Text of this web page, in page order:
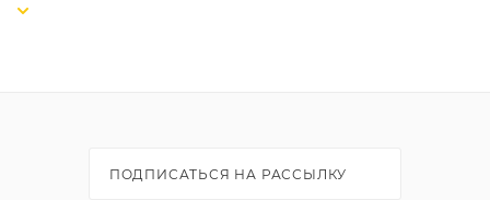
максимальном удобстве окрашивания.
ПОДПИСАТЬСЯ НА РАССЫЛКУ